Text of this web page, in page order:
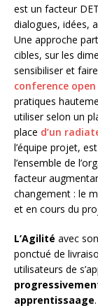
est un facteur
dialogues, idées,
Une approche
cibles, sur les
sensibiliser et
conference open
pratiques
utiliser selon un
place d’un
l’équipe projet,
l’ensemble de
facteur
changement : le
et en cours du
L’Agilité avec
ponctué de
utilisateurs de
apprentissaage